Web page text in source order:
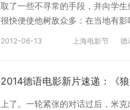
接！ 赶快来观看吧！链接直达请
代表译者个人观点，仅供参考。
取了一些不寻常的手段，并向学
很快便使他树敌众多：在当地有
相关内容或屏蔽相关链接。 本文
2012-06-13 上海电影节 德
2014德语电影新片速递：《狼
上了。一轮紧张的对话过后，米